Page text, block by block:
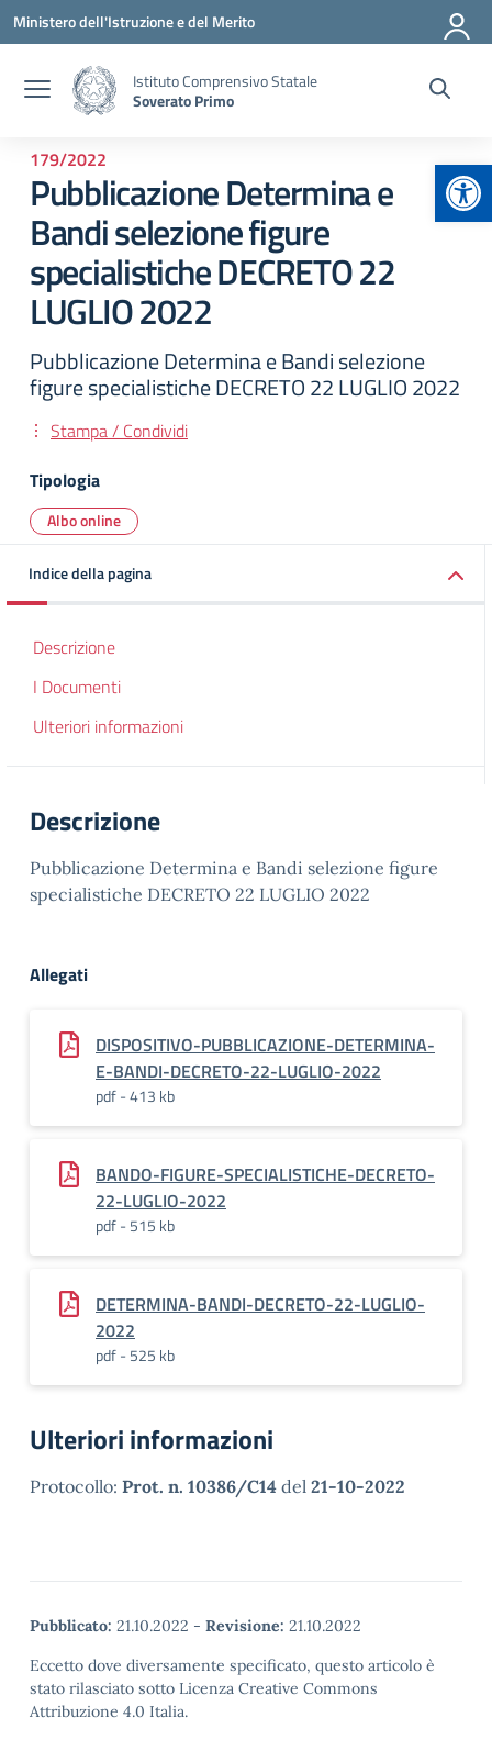
Vai ai contenuti
Vai al menu di navigazione
Vai al footer
Ministero dell'Istruzione e del Merito
Istituto Comprensivo Statale
Soverato Primo
179/2022
Pubblicazione Determina e
Bandi selezione figure
specialistiche DECRETO 22
LUGLIO 2022
Pubblicazione Determina e Bandi selezione
figure specialistiche DECRETO 22 LUGLIO 2022
Stampa / Condividi
Tipologia
Albo online
Indice della pagina
Descrizione
I Documenti
Ulteriori informazioni
Descrizione
Pubblicazione Determina e Bandi selezione figure
specialistiche DECRETO 22 LUGLIO 2022
Allegati
DISPOSITIVO-PUBBLICAZIONE-DETERMINA-
E-BANDI-DECRETO-22-LUGLIO-2022
pdf - 413 kb
BANDO-FIGURE-SPECIALISTICHE-DECRETO-
22-LUGLIO-2022
pdf - 515 kb
DETERMINA-BANDI-DECRETO-22-LUGLIO-
2022
pdf - 525 kb
Ulteriori informazioni
Protocollo: Prot. n. 10386/C14 del 21-10-2022
Pubblicato: 21.10.2022 - Revisione: 21.10.2022
Eccetto dove diversamente specificato, questo articolo è
stato rilasciato sotto Licenza Creative Commons
Attribuzione 4.0 Italia.